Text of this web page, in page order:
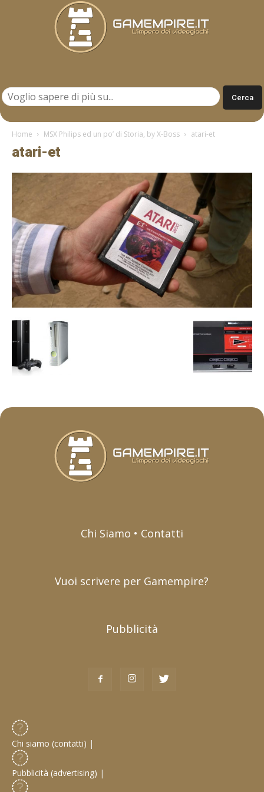
Home MSX Philips ed un po’ di Storia, by X-Boss atari-et
atari-et
Chi Siamo • Contatti
Vuoi scrivere per Gamempire?
Pubblicità
Chi siamo (contatti) |
Pubblicità (advertising) |